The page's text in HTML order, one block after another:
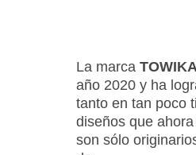
La marca TOWIKA
año 2020 y ha
tanto en tan poco
diseños que
son sólo